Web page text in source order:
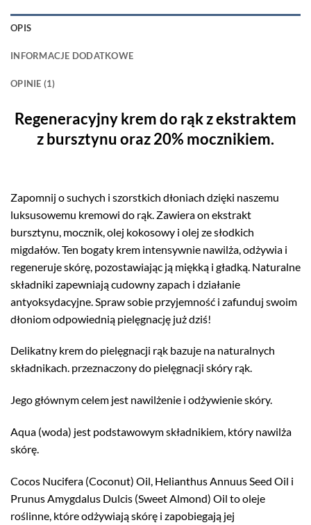
OPIS
INFORMACJE DODATKOWE
OPINIE (1)
Regeneracyjny krem do rąkz ekstraktem
z bursztynu oraz 20% mocznikiem.
Zapomnij o suchych i szorstkich dłoniach dzięki naszemu
luksusowemu kremowi do rąk. Zawiera on ekstrakt
bursztynu, mocznik, olej kokosowy i olej ze słodkich
migdałów. Ten bogaty krem intensywnie nawilża, odżywia i
regeneruje skórę, pozostawiając ją miękką i gładką. Naturalne
składniki zapewniają cudowny zapach i działanie
antyoksydacyjne. Spraw sobie przyjemność i zafunduj swoim
dłoniom odpowiednią pielęgnację już dziś!
Delikatny krem do pielęgnacji rąk bazuje na naturalnych
składnikach. przeznaczony do pielęgnacji skóry rąk.
Jego głównym celem jest nawilżenie i odżywienie skóry.
Aqua (woda) jest podstawowym składnikiem, który nawilża
skórę.
Cocos Nucifera (Coconut) Oil, Helianthus Annuus Seed Oil i
Prunus Amygdalus Dulcis (Sweet Almond) Oil to oleje
roślinne, które odżywiają skórę i zapobiegają jej